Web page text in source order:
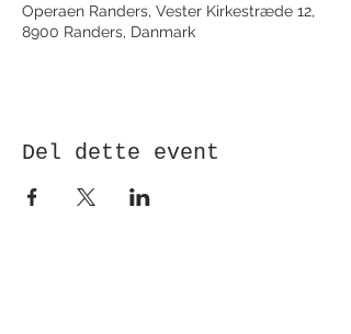
Operaen Randers, Vester Kirkestræde 12,
8900 Randers, Danmark
Del dette event